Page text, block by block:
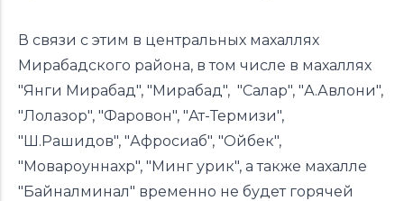
В связи с этим в центральных махаллях
Мирабадского района, в том числе в махаллях
"Янги Мирабад", "Мирабад", "Салар", "А.Авлони",
"Лолазор", "Фаровон", "Ат-Термизи",
"Ш.Рашидов", "Афросиаб", "Ойбек",
"Мовароуннахр", "Минг урик", а также махалле
"Байналминал" временно не будет горячей